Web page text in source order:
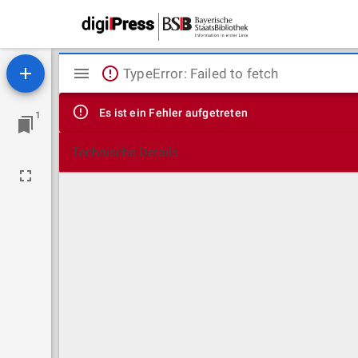
1
Mirador
Viewer
TypeError: Failed to fetch
Es ist ein Fehler aufgetreten
Technische Details